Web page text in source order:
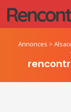
Annonces >